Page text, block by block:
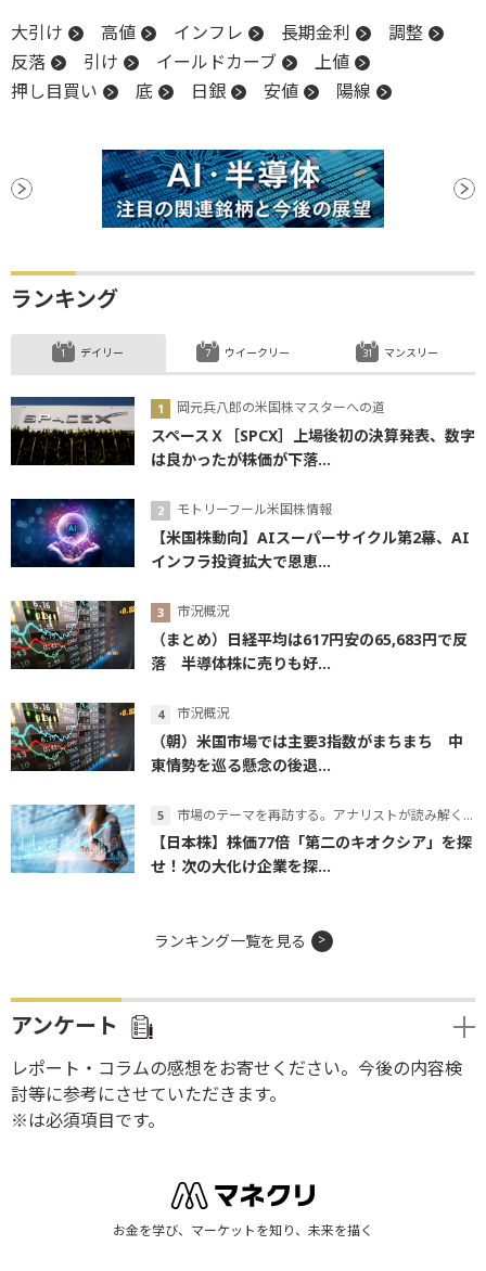
大引け 高値 インフレ 長期金利
調整
反落
引け イールドカーブ
上値
押し目買い
底 日銀 安値 陽線
ランキング
デイリー
岡元兵八郎の米国株マスターへの道
スペースＸ［SPCX］上場後初の決算発表、数字
は良かったが株価が下落...
モトリーフール米国株情報
【米国株動向】AIスーパーサイクル第2幕、AI
インフラ投資拡大で恩恵...
市況概況
（まとめ）日経平均は617円安の65,683円で反
落 半導体株に売りも好...
市況概況
（朝）米国市場では主要3指数がまちまち 中
東情勢を巡る懸念の後退...
市場のテーマを再訪する。アナリストが読み解くテーマの本質
【日本株】株価77倍「第二のキオクシア」を探
せ！次の大化け企業を探...
ウイークリー マンスリー
ランキング一覧を見る
アンケート
レポート・コラムの感想をお寄せください。今後の内容検
討等に参考にさせていただきます。
※は必須項目です。
お金を学び、マーケットを知り、未来を描く